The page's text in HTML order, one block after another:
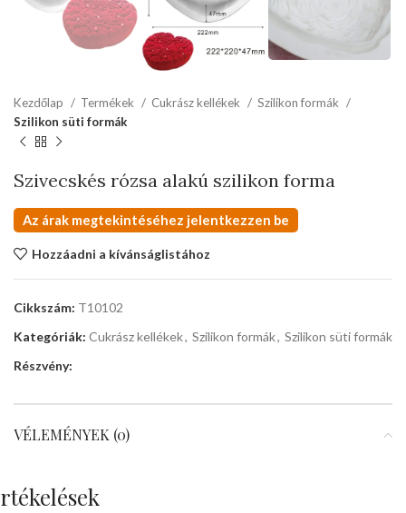
Kezdőlap Termékek Cukrász kellékek
Szilikon formák
Szilikon süti formák
Szivecskés rózsa alakú szilikon forma
Az árak megtekintéséhez jelentkezzen be
Hozzáadni a kívánságlistához
Cikkszám: T10102
Kategóriák: Cukrász kellékek, Szilikon formák, Szilikon süti formák
Részvény:
VÉLEMÉNYEK (0)